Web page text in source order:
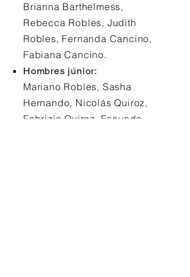
Brianna Barthelmess,
Rebecca Robles, Judith
Robles, Fernanda Cancino,
Fabiana Cancino.
Hombres júnior:
Mariano Robles, Sasha
Hernando, Nicolás Quiroz,
Fabrizio Quiroz, Facundo